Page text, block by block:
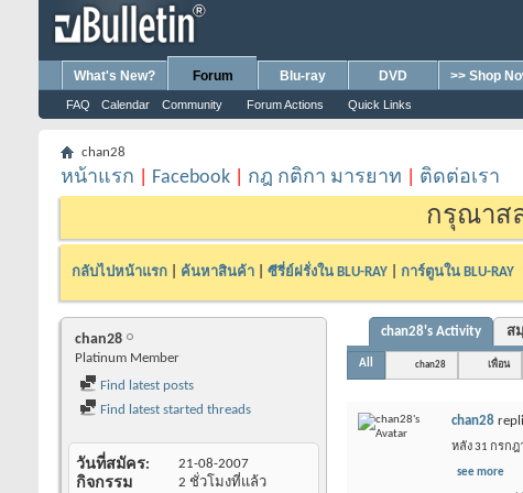
What's New? Forum
FAQ Calendar Community Forum Actions Quick Links
Blu-ray DVD >> Shop
chan28
หน้าแรก Facebook กฎ กติกา มารยาท ติดต่อเรา
กรุณาสล
กลับไปหน้าแรก ค้นหาสินค้า ซีรี่ย์ฝรั่งใน BLU-RAY การ์ตูนใน BLU-RAY
chan28
Platinum Member
Find latest posts
Find latest started threads
วันที่สมัคร 21-08-2007
กิจกรรม
2 ชั่วโมงที่แล้ว
chan28's Activity ส
All chan28 เพื่อน
chan28
หลัง 31 กรกฎ
see more